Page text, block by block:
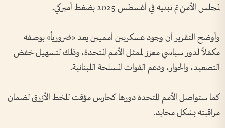
لمجلس الأمن تم تبنيه في أغسطس 2025 بضغط أميركي.
وأوضح التقرير أن وجود عسكريين أمميين يعد «ضرورياً» بوصفه
مكمّلاً لدور سياسي معزز لممثل الأمم المتحدة، وذلك لتسهيل خفض
التصعيد، والحوار، ودعم القوات المسلحة اللبنانية.
كما ستواصل الأمم المتحدة دورها كحارس مؤقت للخط الأزرق لضمان
مراقبته بشكل محايد.